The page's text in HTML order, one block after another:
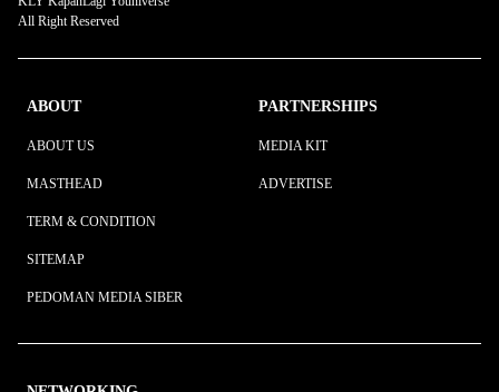
All Right Reserved
ABOUT
ABOUT US
MASTHEAD
TERM & CONDITION
SITEMAP
PEDOMAN MEDIA SIBER
PARTNERSHIPS
MEDIA KIT
ADVERTISE